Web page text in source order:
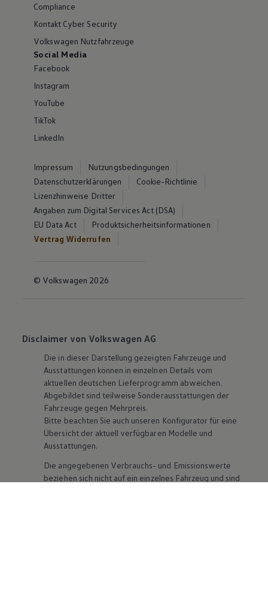
Compliance
Kontakt Cyber Security
Volkswagen Nutzfahrzeuge
Social Media
Facebook
Instagram
YouTube
TikTok
LinkedIn
Impressum
Nutzungsbedingungen
Datenschutzerklärungen
Cookie-Richtlinie
Lizenzhinweise Dritter
Angaben zum Digital Services Act (DSA)
EU Data Act
Produktsicherheitsinformationen
Vertrag Widerrufen
© Volkswagen 2026
Disclaimer von Volkswagen AG
Die in dieser Darstellung gezeigten Fahrzeuge und
Ausstattungen können in einzelnen Details vom
aktuellen deutschen Lieferprogramm abweichen.
Abgebildet sind teilweise Sonderausstattungen der
Fahrzeuge gegen Mehrpreis.
Bitte beachten Sie auch unseren Konfigurator für eine
Übersicht der aktuell verfügbaren Modelle und
Ausstattungen.
Die angegebenen Verbrauchs- und Emissionswerte
beziehen sich nicht auf ein einzelnes Fahrzeug und sind